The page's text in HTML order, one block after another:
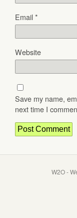
Email*
Website
Save my name,
next time I
W2O -